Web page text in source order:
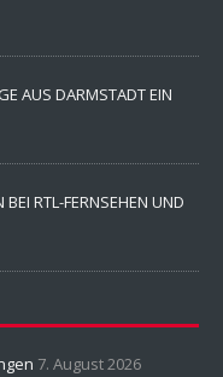
AUS DARMSTADT EIN
BEI RTL-FERNSEHEN UND
7. August 2026